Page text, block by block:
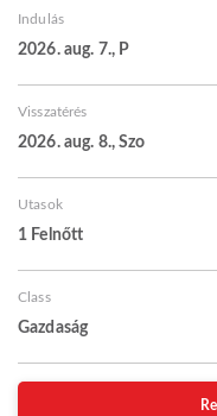
Indulás
2026. aug. 7., P
Visszatérés
2026. aug. 8., Szo
Utasok
1 Felnőtt
Class
Gazdaság